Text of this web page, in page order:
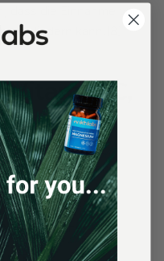
dass die Einnahme von
lindern kann.
C,
Selen
vor freien
Vitamin Ceine